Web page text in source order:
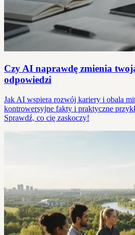
Czy AI naprawdę zmienia
odpowiedzi
Jak AI wspiera rozwój kariery i obala
kontrowersyjne fakty i praktyczne
Sprawdź, co cię zaskoczy!